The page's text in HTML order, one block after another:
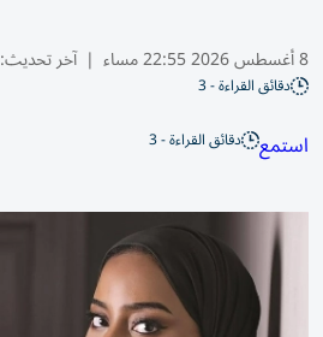
8 أغسطس 2026 22:55 مساء | آخر تحديث:
دقائق القراءة - 3
استمع دقائق القراءة - 3